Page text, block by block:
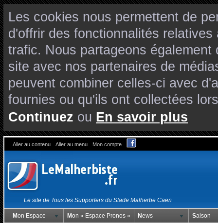
Les cookies nous permettent de
d'offrir des fonctionnalités
trafic. Nous partageons
site avec nos partenaires de
peuvent combiner celles-ci avec
fournies ou qu'ils ont collectées
Continuez ou En savoir plus
Aller au contenu Aller au menu Mon compte
Le site de Tous les Supporters du Stade Malherbe Caen
Mon Espace Mon « Espace Pronos » News Saison